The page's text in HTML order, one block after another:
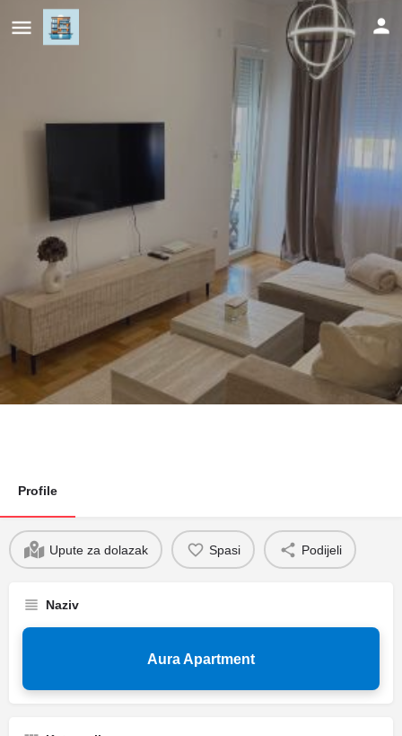
Aura Apartment
Profile
Upute za dolazak Spasi Podijeli
Naziv
Aura Apartment